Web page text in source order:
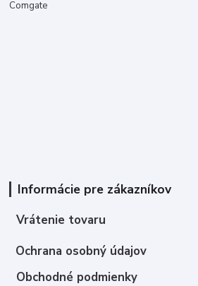
Comgate
Informácie pre zákazníkov
Vrátenie tovaru
Ochrana osobný údajov
Obchodné podmienky